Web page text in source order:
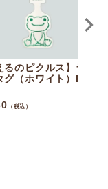
るのピクルス】ラゲ
グ（ホワイト）P012
（税込）